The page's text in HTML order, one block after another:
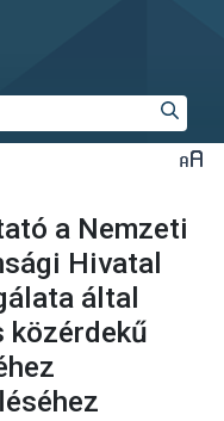
a Nemzeti
Hivatal
által
közérdekű